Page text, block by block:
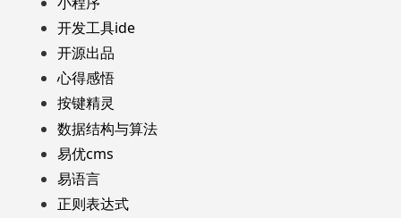
开发工具ide
开源出品
心得感悟
按键精灵
数据结构与算法
易优cms
易语言
正则表达式